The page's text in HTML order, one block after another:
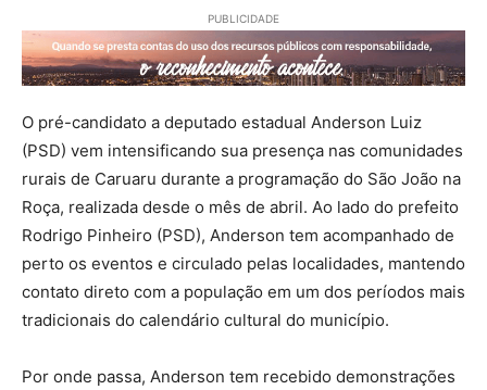
PUBLICIDADE
O pré-candidato a deputado estadual Anderson Luiz
(PSD) vem intensificando sua presença nas comunidades
rurais de Caruaru durante a programação do São João na
Roça, realizada desde o mês de abril. Ao lado do prefeito
Rodrigo Pinheiro (PSD), Anderson tem acompanhado de
perto os eventos e circulado pelas localidades, mantendo
contato direto com a população em um dos períodos mais
tradicionais do calendário cultural do município.
Por onde passa, Anderson tem recebido demonstrações